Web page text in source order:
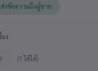
ส่งข้อความถึงผู้ขาย
อง
(1 ใช้ได้)